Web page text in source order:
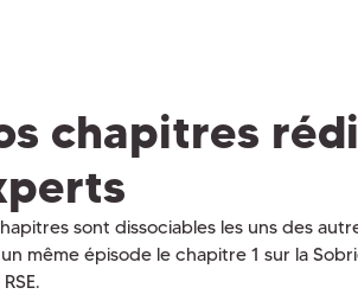
chapitres
sont dissociables les uns des
même épisode le chapitre 1 sur la